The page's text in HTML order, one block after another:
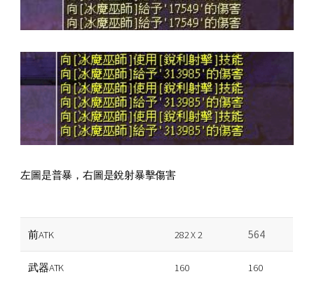
左圖是普暴，右圖是銳射暴擊傷害
前ATK 282 X 2 564
武器ATK 160 160